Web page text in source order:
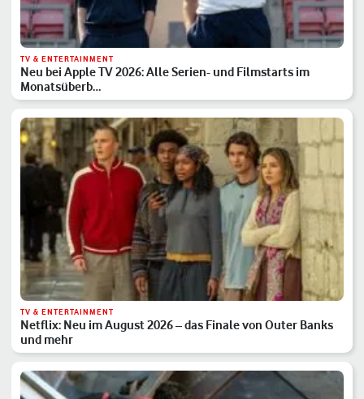
TV & ENTERTAINMENT
Neu bei Apple TV 2026: Alle Serien- und Filmstarts im
Monatsüberb…
TV & ENTERTAINMENT
Netflix: Neu im August 2026 – das Finale von Outer Banks
und mehr